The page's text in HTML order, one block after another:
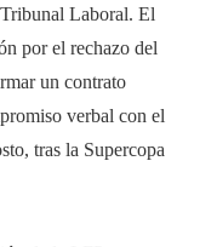
Laboral. El
por el rechazo del
un contrato
verbal con el
tras la Supercopa